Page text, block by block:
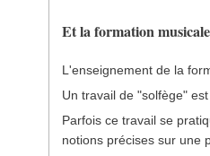
Et la formation
L'enseignement de la
Un travail de "solfège"
Parfois ce travail se
notions précises sur une